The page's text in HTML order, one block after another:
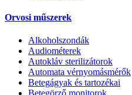
Orvosi műszerek
Alkoholszondák
Audiométerek
Autokláv sterilizátorok
Automata vérnyomásmérők
Betegágyak és tartozékai